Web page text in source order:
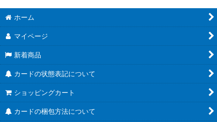
ホーム
マイページ
新着商品
カードの状態表記について
ショッピングカート
カードの梱包方法について